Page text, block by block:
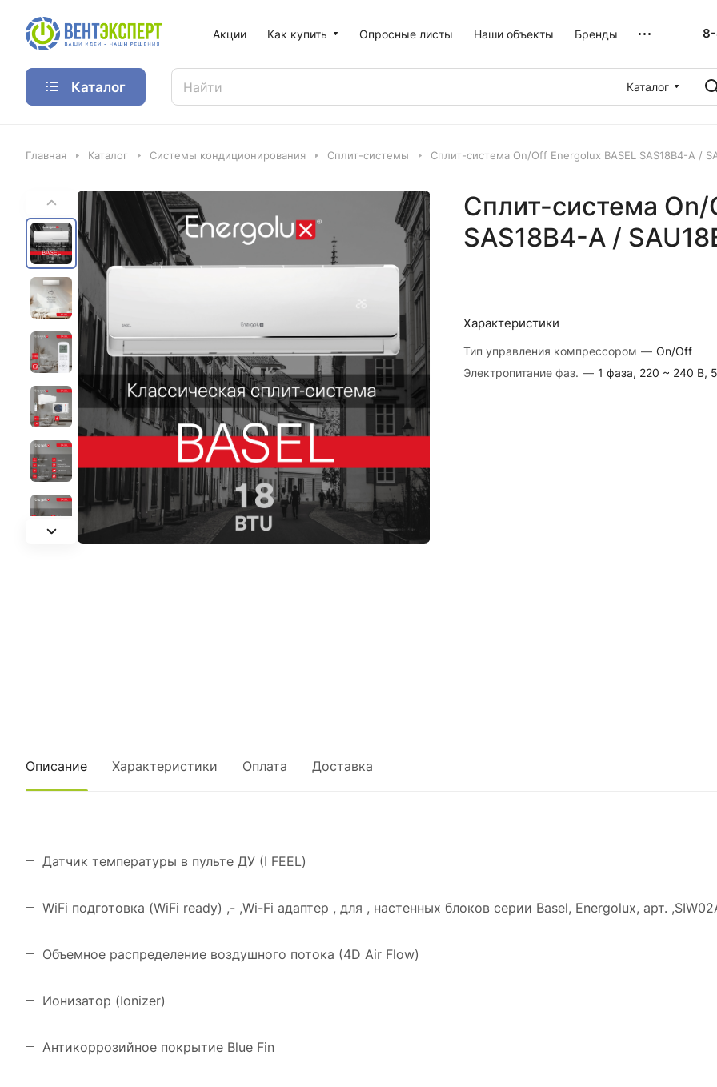
Акции Как купить Опросные листы Наши объекты Бренды
Каталог Каталог
Главная Каталог Системы кондиционирования Сплит-системы Сплит-система On/Off Energolux BASEL SAS18B4-A /
Сплит-система On/
SAS18B4-A /
Характеристики
Тип управления компрессором — On/Off
Электропитание фаз. — 1 фаза, 220 ~ 240 В,
Описание Характеристики Оплата Доставка
Датчик температуры в пульте ДУ (I FEEL)
WiFi подготовка (WiFi ready) ,- ,Wi-Fi адаптер , для , настенных блоков серии Basel, Energolux, арт.
Объемное распределение воздушного потока (4D Air Flow)
Ионизатор (Ionizer)
Антикоррозийное покрытие Blue Fin